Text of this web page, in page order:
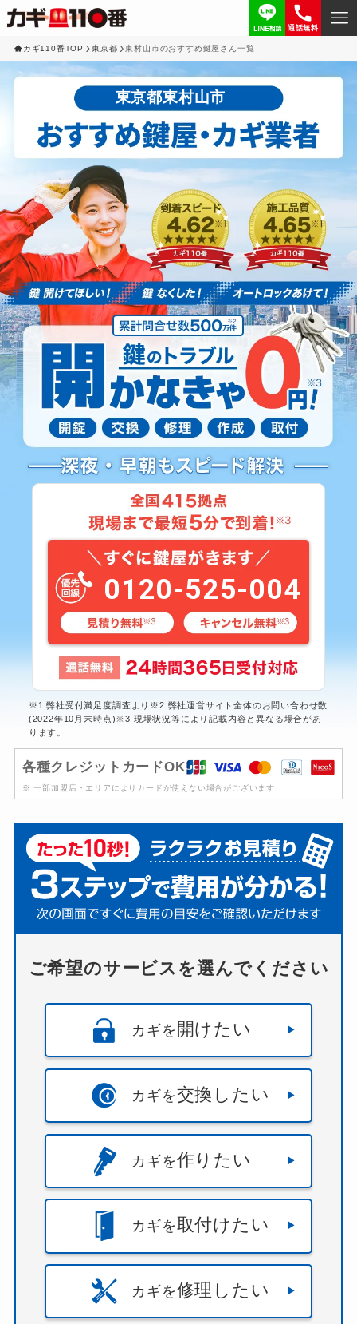
通話無料
カギ110番TOP 東京都 東村山市のおすすめ鍵屋さん一覧
東京都東村山市
0120-525-004
※1 弊社受付満足度調査より※2 弊社運営サイト全体のお問い合わせ数
(2022年10月末時点)※3 現場状況等により記載内容と異なる場合があ
ります。
各種クレジットカードOK
※ 一部加盟店・エリアによりカードが使えない場合がございます
ご希望のサービスを選んでください
カギを 開けたい
カギを交換したい
カギを作りたい
カギを取付けたい
カギを修理したい